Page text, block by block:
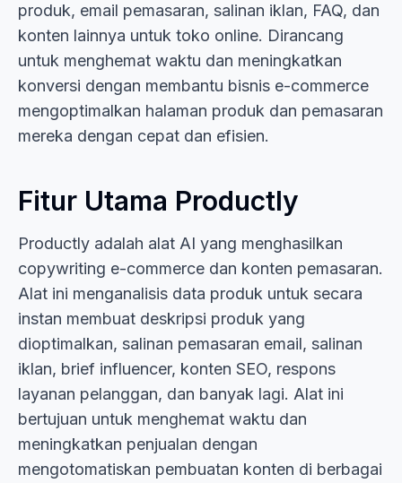
produk, email pemasaran, salinan iklan, FAQ, dan
konten lainnya untuk toko online. Dirancang
untuk menghemat waktu dan meningkatkan
konversi dengan membantu bisnis e-commerce
mengoptimalkan halaman produk dan pemasaran
mereka dengan cepat dan efisien.
Fitur Utama Productly
Productly adalah alat AI yang menghasilkan
copywriting e-commerce dan konten pemasaran.
Alat ini menganalisis data produk untuk secara
instan membuat deskripsi produk yang
dioptimalkan, salinan pemasaran email, salinan
iklan, brief influencer, konten SEO, respons
layanan pelanggan, dan banyak lagi. Alat ini
bertujuan untuk menghemat waktu dan
meningkatkan penjualan dengan
mengotomatiskan pembuatan konten di berbagai